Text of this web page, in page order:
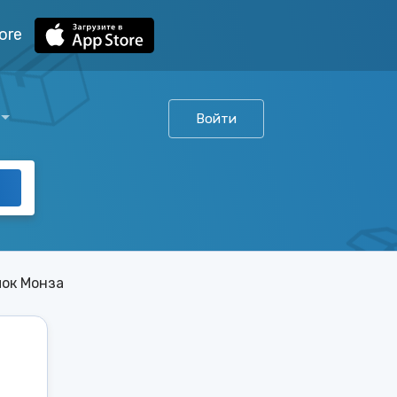
Войти
Монза